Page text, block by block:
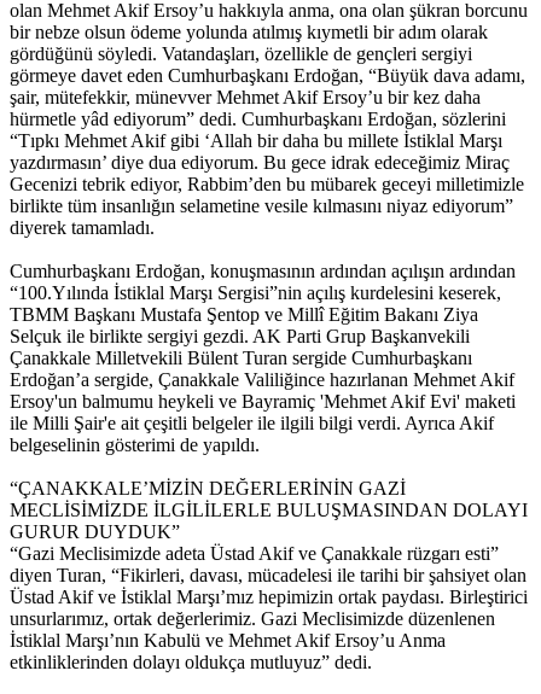
olan Mehmet Akif Ersoy’u hakkıyla anma, ona olan şükran borcunu
bir nebze olsun ödeme yolunda atılmış kıymetli bir adım olarak
gördüğünü söyledi. Vatandaşları, özellikle de gençleri sergiyi
görmeye davet eden Cumhurbaşkanı Erdoğan, “Büyük dava adamı,
şair, mütefekkir, münevver Mehmet Akif Ersoy’u bir kez daha
hürmetle yâd ediyorum” dedi. Cumhurbaşkanı Erdoğan, sözlerini
“Tıpkı Mehmet Akif gibi ‘Allah bir daha bu millete İstiklal Marşı
yazdırmasın’ diye dua ediyorum. Bu gece idrak edeceğimiz Miraç
Gecenizi tebrik ediyor, Rabbim’den bu mübarek geceyi milletimizle
birlikte tüm insanlığın selametine vesile kılmasını niyaz ediyorum”
diyerek tamamladı.
Cumhurbaşkanı Erdoğan, konuşmasının ardından açılışın ardından
“100.Yılında İstiklal Marşı Sergisi”nin açılış kurdelesini keserek,
TBMM Başkanı Mustafa Şentop ve Millî Eğitim Bakanı Ziya
Selçuk ile birlikte sergiyi gezdi. AK Parti Grup Başkanvekili
Çanakkale Milletvekili Bülent Turan sergide Cumhurbaşkanı
Erdoğan’a sergide, Çanakkale Valiliğince hazırlanan Mehmet Akif
Ersoy'un balmumu heykeli ve Bayramiç 'Mehmet Akif Evi' maketi
ile Milli Şair'e ait çeşitli belgeler ile ilgili bilgi verdi. Ayrıca Akif
belgeselinin gösterimi de yapıldı.
“ÇANAKKALE’MİZİN DEĞERLERİNİN GAZİ
MECLİSİMİZDE İLGİLİLERLE BULUŞMASINDAN DOLAYI
GURUR DUYDUK”
“Gazi Meclisimizde adeta Üstad Akif ve Çanakkale rüzgarı esti”
diyen Turan, “Fikirleri, davası, mücadelesi ile tarihi bir şahsiyet olan
Üstad Akif ve İstiklal Marşı’mız hepimizin ortak paydası. Birleştirici
unsurlarımız, ortak değerlerimiz. Gazi Meclisimizde düzenlenen
İstiklal Marşı’nın Kabulü ve Mehmet Akif Ersoy’u Anma
etkinliklerinden dolayı oldukça mutluyuz” dedi.